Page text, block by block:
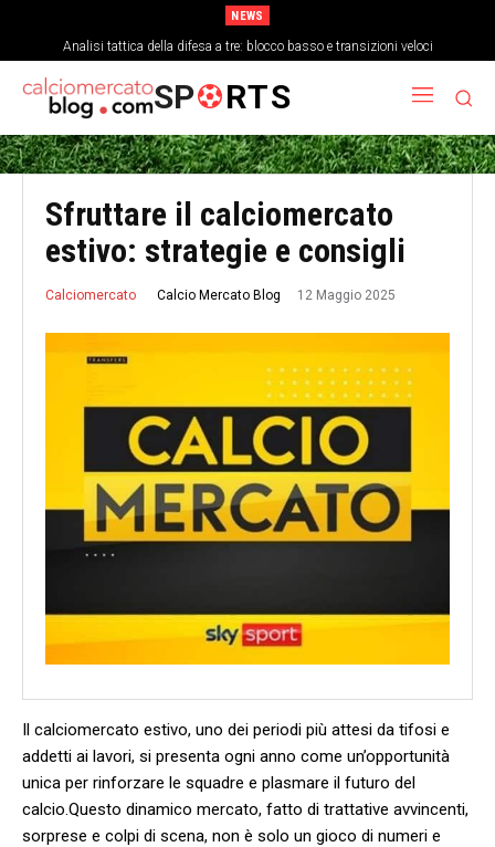
NEWS
Analisi tattica della difesa a tre: blocco basso e transizioni veloci
SP RTS
Sfruttare il calciomercato
estivo: strategie e consigli
Calciomercato Calcio Mercato Blog 12 Maggio 2025
Il ⁢calciomercato estivo, uno dei periodi‍ più attesi‍ da tifosi e
⁣addetti​ ai lavori, ⁣si presenta ogni anno come ‍un’opportunità
unica ⁣per ⁣rinforzare le ‍squadre e⁢ plasmare ⁣il futuro del
calcio.Questo ⁤dinamico mercato, fatto di trattative avvincenti,
sorprese e colpi ⁢di scena, non è solo un ‍gioco di numeri e